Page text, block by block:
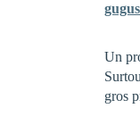
Un
gros